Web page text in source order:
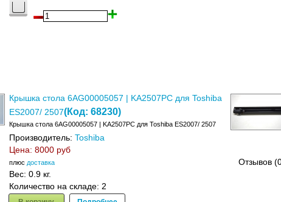
Крышка стола 6AG00005057 | KA2507PC для Toshiba
ES2007/ 2507(Код: 68230)
Крышка стола 6AG00005057 | KA2507PC для Toshiba ES2007/ 2507
Производитель: Toshiba
Цена: 8000 руб
плюс доставка
Вес: 0.9 кг.
Количество на складе: 2
Отзывов